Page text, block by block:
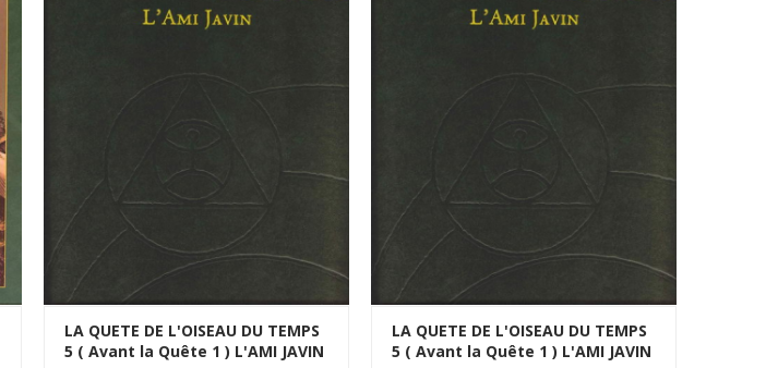
LA QUETE DE L'OISEAU DU TEMPS
5 ( Avant la Quête 1 ) L'AMI JAVIN
LA QUETE DE L'OISEAU DU TEMPS
5 ( Avant la Quête 1 ) L'AMI JAVIN